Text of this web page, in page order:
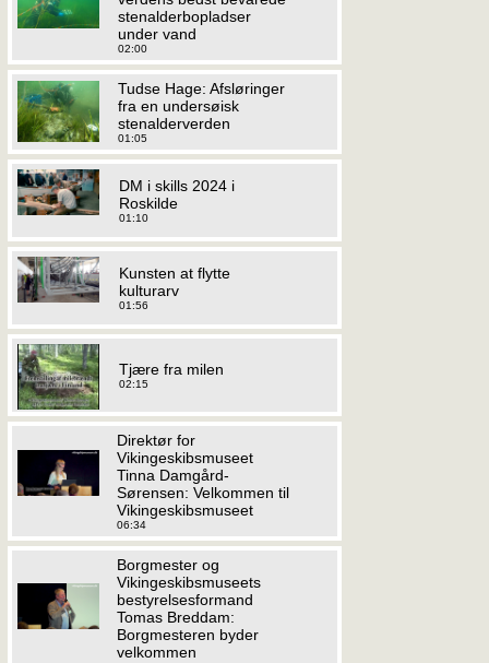
stenalderbopladser
under vand
02:00
Tudse Hage: Afsløringer
fra en undersøisk
stenalderverden
01:05
DM i skills 2024 i
Roskilde
01:10
Kunsten at flytte
kulturarv
01:56
Tjære fra milen
02:15
Direktør for
Vikingeskibsmuseet
Tinna Damgård-
Sørensen: Velkommen til
Vikingeskibsmuseet
06:34
Borgmester og
Vikingeskibsmuseets
bestyrelsesformand
Tomas Breddam:
Borgmesteren byder
velkommen